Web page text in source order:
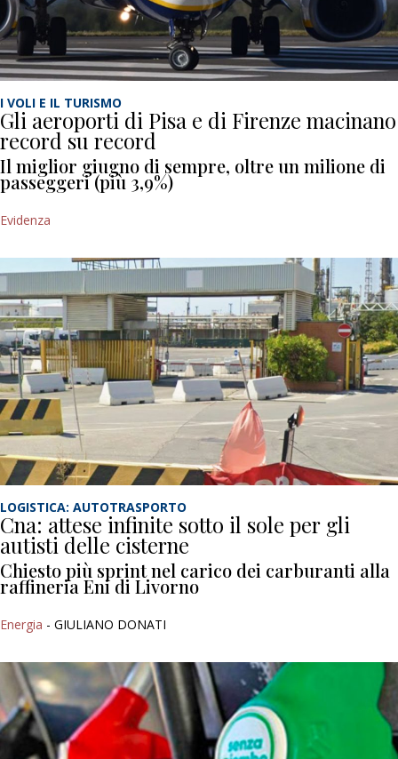
I VOLI E IL TURISMO
Gli aeroporti di Pisa e di Firenze macinano
record su record
Il miglior giugno di sempre, oltre un milione di
passeggeri (più 3,9%)
Evidenza
LOGISTICA: AUTOTRASPORTO
Cna: attese infinite sotto il sole per gli
autisti delle cisterne
Chiesto più sprint nel carico dei carburanti alla
raffineria Eni di Livorno
Energia - GIULIANO DONATI